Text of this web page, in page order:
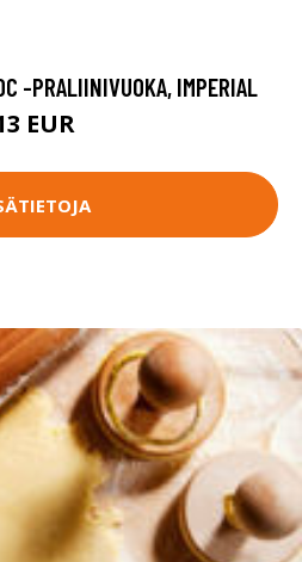
-PRALIINIVUOKA, IMPERIAL
EUR